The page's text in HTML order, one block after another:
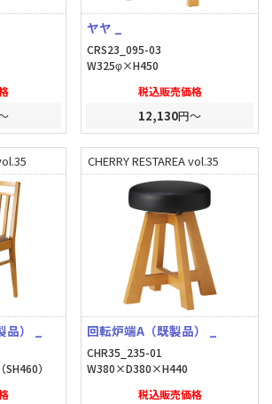
ヤヤ _
CRS23_095-03
W325φ×H450
税込販売価格
12,130円～
） _
）
CHERRY RESTAREA vol.35
回転炉端A（既製品） _
CHR35_235-01
W380×D380×H440
税込販売価格